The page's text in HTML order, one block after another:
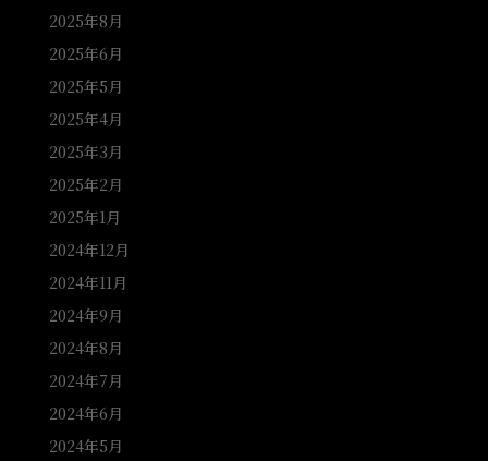
2025年8月
2025年6月
2025年5月
2025年4月
2025年3月
2025年2月
2025年1月
2024年12月
2024年11月
2024年9月
2024年8月
2024年7月
2024年6月
2024年5月